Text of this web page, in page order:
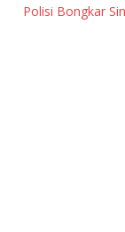
Polisi Bongkar